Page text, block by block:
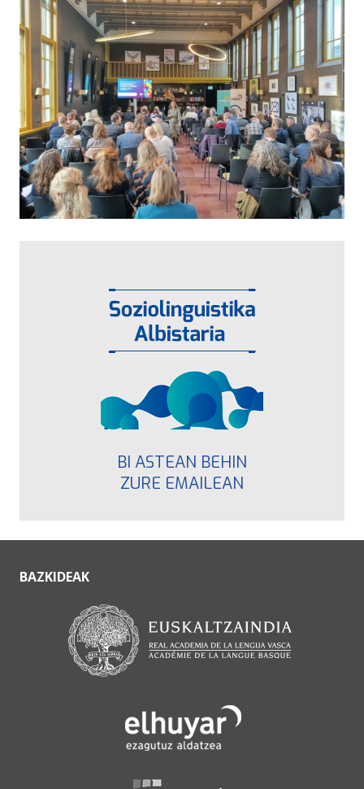
BI ASTEAN BEHIN
ZURE EMAILEAN
BAZKIDEAK